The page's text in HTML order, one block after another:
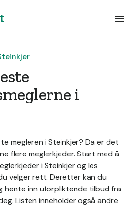
i
megleren i Steinkjer? Da er det
flere meglerkjeder. Start med å
i Steinkjer og les
velger rett. Deretter kan du
hente inn uforpliktende tilbud fra
Listen inneholder også andre